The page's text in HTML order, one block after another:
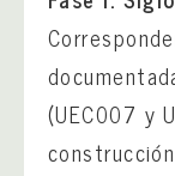
(UEC007 y